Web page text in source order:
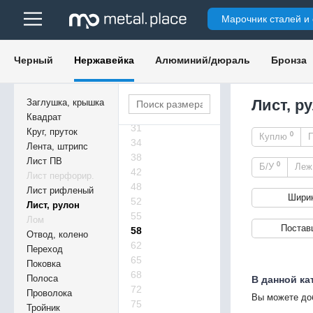
Марочник сталей и
Черный Нержавейка Алюминий/дюраль Бронза
Заглушка, крышка
Квадрат
Круг, пруток
Лента, штрипс
Лист ПВ
Лист перфорир.
Лист рифленый
Лист, рулон
Лом
Отвод, колено
Переход
Поковка
Полоса
Проволока
Тройник
22,5
23
23,5
27
28
29
31
34
38
42
48
52
55
58
62
65
68
72
75
Лист,
Куплю 0
Б/У 0
В данной
Вы можете